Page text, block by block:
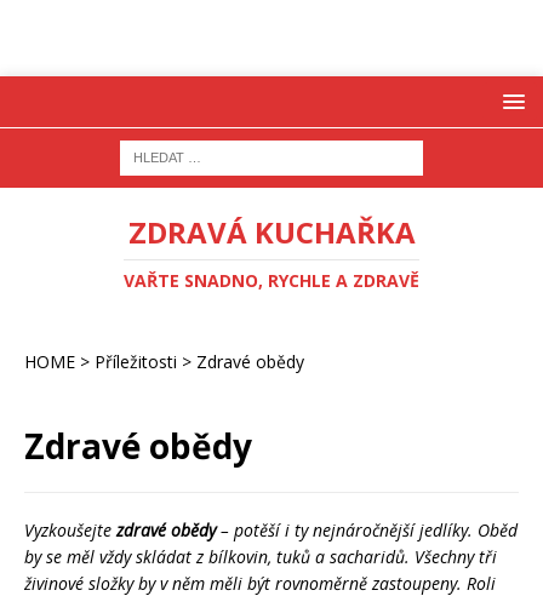
ZDRAVÁ KUCHAŘKA
VAŘTE SNADNO, RYCHLE A ZDRAVĚ
HOME > Příležitosti > Zdravé obědy
Zdravé obědy
Vyzkoušejtezdravé obědy– potěší i ty nejnáročnější jedlíky. Oběd
by se měl vždy skládat z bílkovin, tuků a sacharidů. Všechny tři
živinové složky by v něm měli být rovnoměrně zastoupeny. Roli